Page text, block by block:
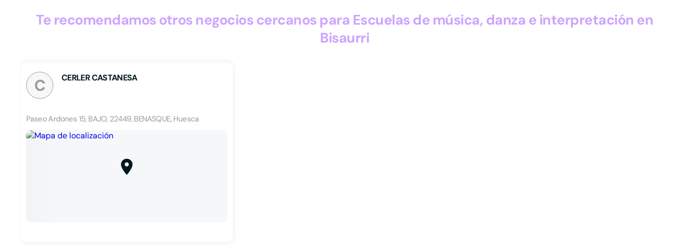
Te recomendamos otros negocios cercanos para Escuelas de música, danza e interpretación en
Bisaurri
C CERLER CASTANESA
Paseo Ardones 15, BAJO, 22449, BENASQUE, Huesca